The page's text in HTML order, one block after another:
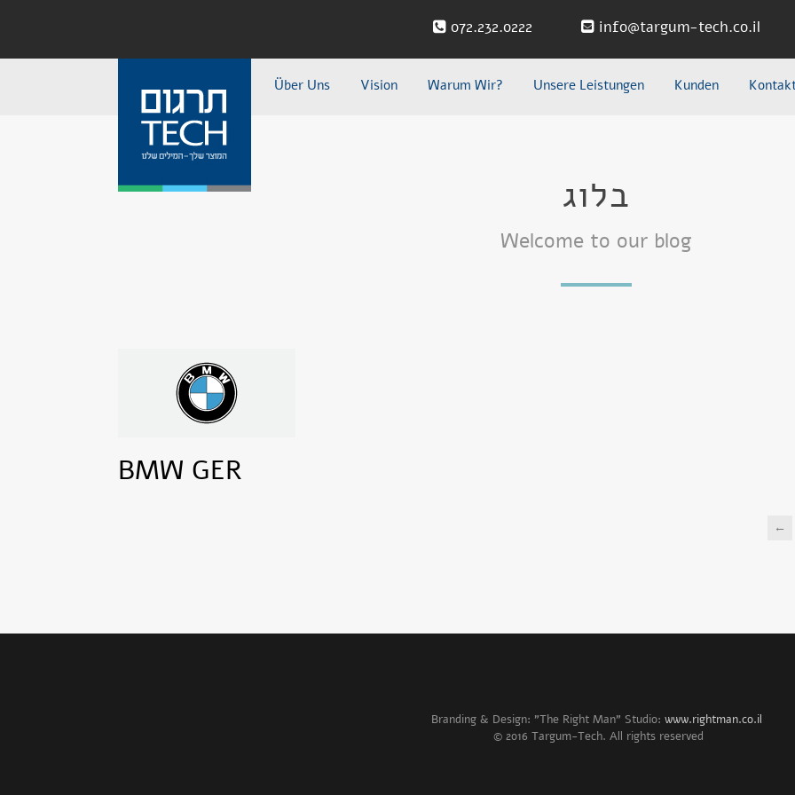
072.232.0222 info@targum-tech.co.il
Über Uns Vision Warum Wir? Unsere Leistungen Kunden
בלוג
Welcome to our blog
BMW GER
←
Branding & Design: "The Right Man" Studio: www.rightman.co.il
© 2016 Targum-Tech. All rights reserved